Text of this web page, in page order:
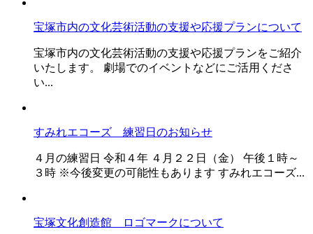
宝塚市内の文化芸術活動の支援や応援プランについて
宝塚市内の文化芸術活動の支援や応援プランをご紹介
いたします。 劇場でのイベントなどにご活用くださ
い...
すみれエコーズ 練習日のお知らせ
４月の練習日 令和４年 ４月２２日（金） 午後１時～
３時 ※今後変更の可能性もあります すみれエコーズ...
宝塚文化創造館 ロゴマークについて